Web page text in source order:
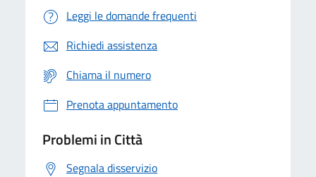
Leggi le domande frequenti
Richiedi assistenza
Chiama il numero
Prenota appuntamento
Problemi in Città
Segnala disservizio